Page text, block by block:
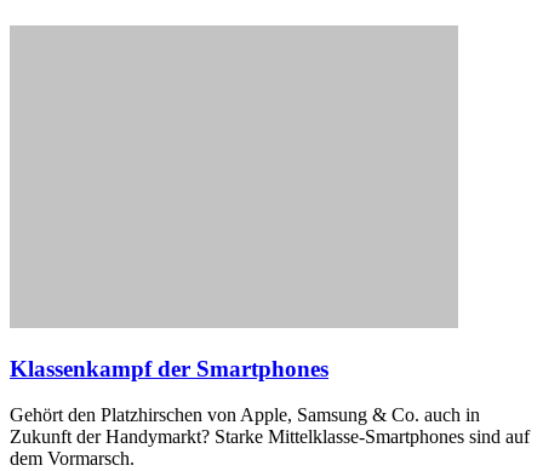
Klassenkampf der Smartphones
Gehört den Platzhirschen von Apple, Samsung & Co. auch in
Zukunft der Handymarkt? Starke Mittelklasse-Smartphones sind auf
dem Vormarsch.